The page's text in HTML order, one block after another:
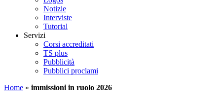
Notizie
Interviste
Tutorial
Servizi
Corsi accreditati
TS plus
Pubblicità
Pubblici proclami
Home » immissioni in ruolo 2026